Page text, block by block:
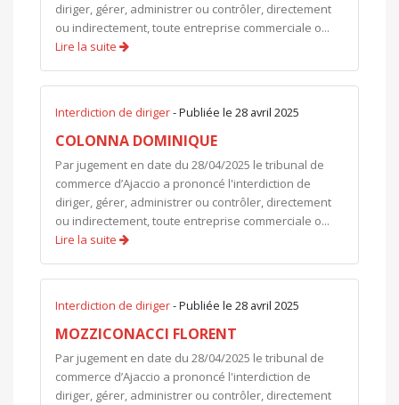
diriger, gérer, administrer ou contrôler, directement
ou indirectement, toute entreprise commerciale o...
Lire la suite
Interdiction de diriger- Publiée le 28 avril 2025
COLONNA DOMINIQUE
Par jugement en date du 28/04/2025 le tribunal de
commerce d’Ajaccio a prononcé l'interdiction de
diriger, gérer, administrer ou contrôler, directement
ou indirectement, toute entreprise commerciale o...
Lire la suite
Interdiction de diriger- Publiée le 28 avril 2025
MOZZICONACCI FLORENT
Par jugement en date du 28/04/2025 le tribunal de
commerce d’Ajaccio a prononcé l'interdiction de
diriger, gérer, administrer ou contrôler, directement